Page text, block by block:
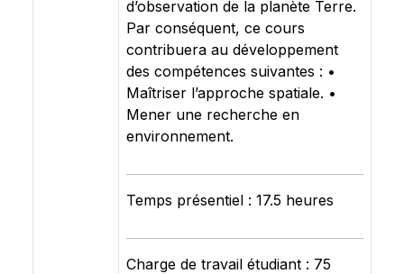
d’observation de la planète Terre.
Par conséquent, ce cours
contribuera au développement
des compétences suivantes : •
Maîtriser l’approche spatiale. •
Mener une recherche en
environnement.
Temps présentiel : 17.5 heures
Charge de travail étudiant : 75